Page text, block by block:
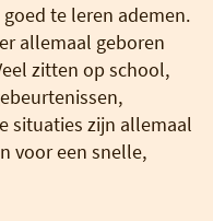
te leren ademen.
allemaal geboren
zitten op school,
situaties zijn allemaal
voor een snelle,